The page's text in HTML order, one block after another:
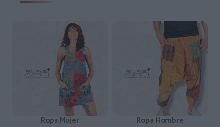
Ropa Mujer Ropa Hombre